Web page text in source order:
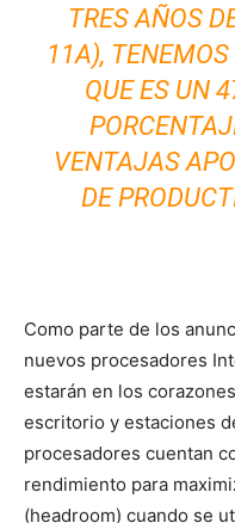
TRES AÑOS
11A),
QUE ES UN
VENTAJAS
DE
Como parte de los
nuevos procesadores
estarán en los
escritorio y estaciones
procesadores cuentan
rendimiento para
(headroom) cuando se